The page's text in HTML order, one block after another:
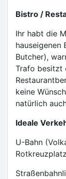
Bistro /
Ihr habt die
hauseigenen
Butcher),
Trafo besitzt
keine
natürlich
Ideale
U-Bahn